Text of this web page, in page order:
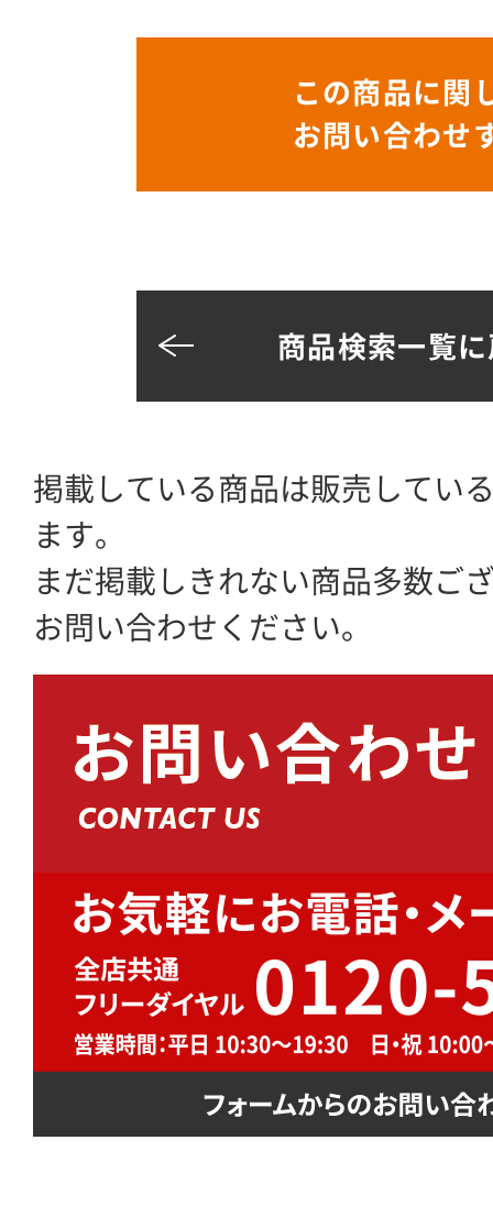
この商品に関
お問い合わせ
商品検索一覧
掲載している商品は販売してい
ます。
まだ掲載しきれない商品多数ご
お問い合わせください。